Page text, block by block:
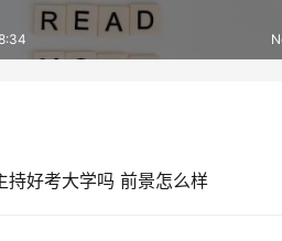
持好考大学吗 前景怎么样